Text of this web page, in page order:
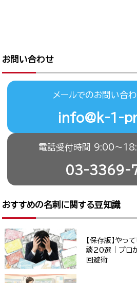
お問い合わせ
メールでのお問い合
info@k-1-
電話受付時間 9:00〜
03-3369-
おすすめの名刺に関する豆知識
【保存版】やっ
談20選｜プロ
回避術